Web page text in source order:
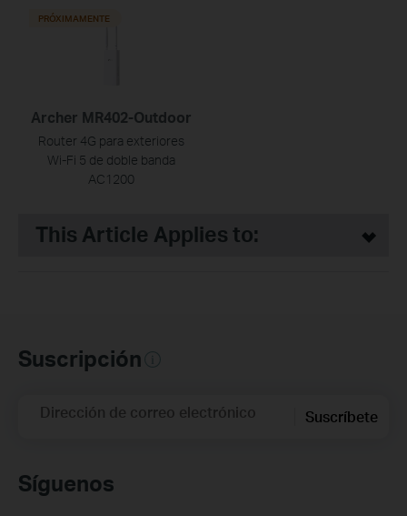
Archer MR402-Outdoor
Router 4G para exteriores
Wi-Fi 5 de doble banda
AC1200
PRÓXIMAMENTE
This Article Applies to:
Suscripción
Dirección de correo electrónico Suscríbete
Síguenos